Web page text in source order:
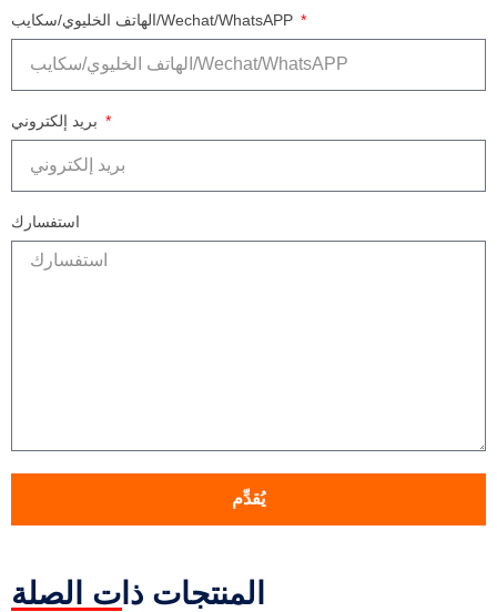
الهاتف الخليوي/سكايب/Wechat/WhatsAPP
استفسارك
يُقدِّم
المنتجات ذات الصلة